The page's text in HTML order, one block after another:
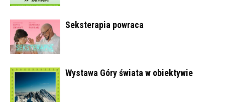
Seksterapia powraca
Wystawa Góry świata w obiektywie